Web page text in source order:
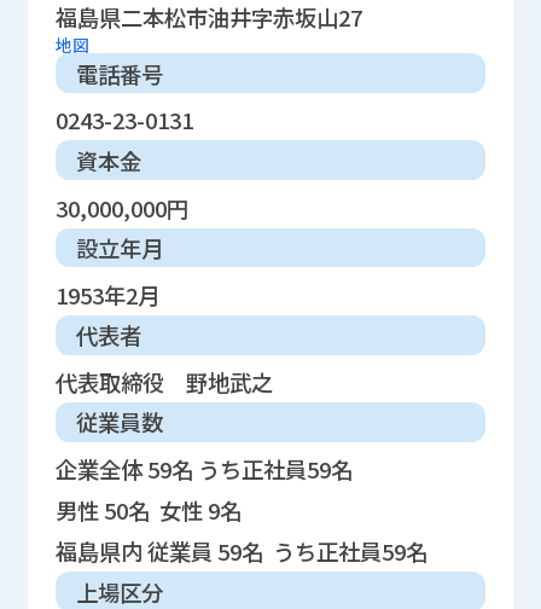
福島県二本松市油井字赤坂山27
地図
電話番号
0243-23-0131
資本金
30,000,000円
設立年月
1953年2月
代表者
代表取締役 野地武之
従業員数
企業全体 59名 うち正社員59名
男性 50名 女性 9名
福島県内 従業員 59名 うち正社員59名
上場区分